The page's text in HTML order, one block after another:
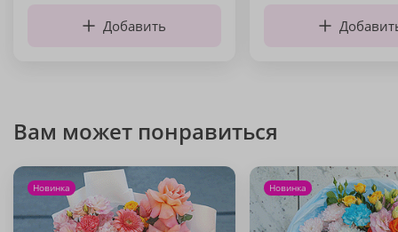
Добавить
Вам может понравиться
Новинка Новинка